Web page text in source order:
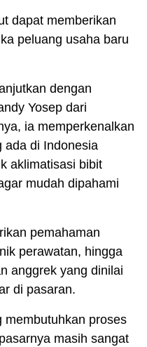
dapat memberikan
peluang usaha baru
dengan
Yosep dari
ia memperkenalkan
ada di Indonesia
aklimatisasi bibit
mudah dipahami
pemahaman
perawatan, hingga
anggrek yang dinilai
di pasaran.
membutuhkan proses
masih sangat